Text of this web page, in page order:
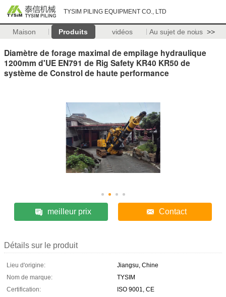
TYSIM PILING EQUIPMENT CO., LTD
Maison Produits vidéos Au sujet de nous >>
Diamètre de forage maximal de empilage hydraulique
1200mm d'UE EN791 de Rig Safety KR40 KR50 de
système de Constrol de haute performance
meilleur prix Contact
Détails sur le produit
Lieu d'origine:
Jiangsu, Chine
Nom de marque:
TYSIM
Certification:
ISO 9001, CE